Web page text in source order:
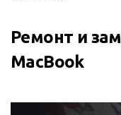
Ремонт и
MacBook